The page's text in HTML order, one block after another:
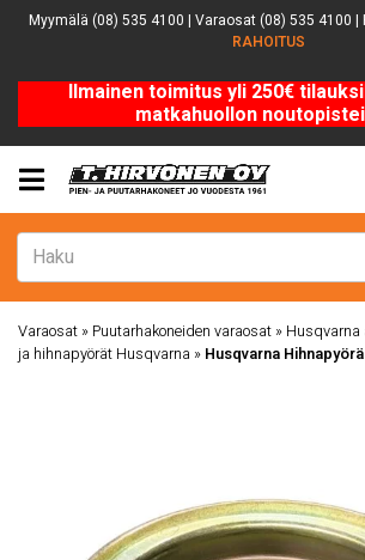
Myymälä (08) 535 4100 | Varaosat (08) 535 4100 |
RAHOITUS
Ilmainen toimitus yli 250€
matkahuollon
Varaosat » Puutarhakoneiden varaosat »
ja hihnapyörät Husqvarna » Husqvarna